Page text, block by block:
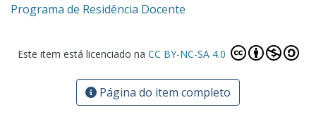
Programa de Residência Docente
Este item está licenciado na CC BY-NC-SA 4.0
Página do item completo